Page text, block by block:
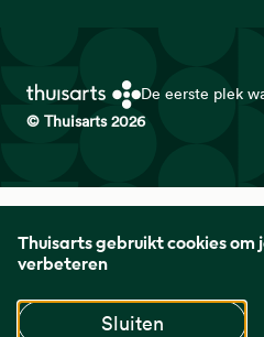
Thuisarts gebruikt cookies
verbeteren
Sluiten
De eerste plek
© Thuisarts 2026
Huisartsen Genootschap met de
Specialisten en